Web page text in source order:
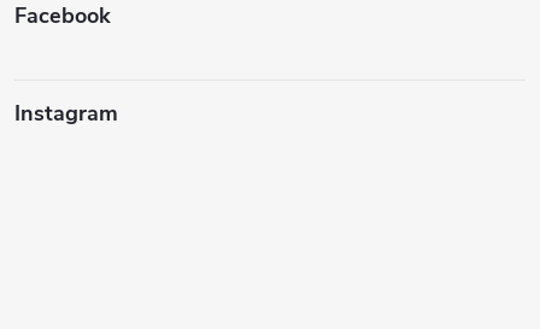
Facebook
Instagram